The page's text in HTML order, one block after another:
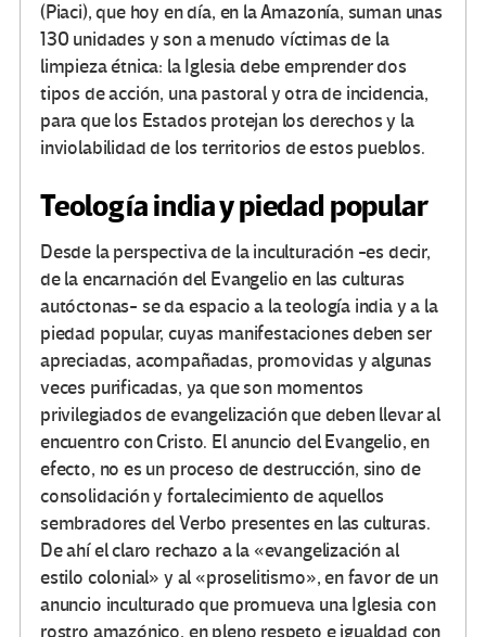
(Piaci), que hoy en día, en la Amazonía, suman unas
130 unidades y son a menudo víctimas de la
limpieza étnica: la Iglesia debe emprender dos
tipos de acción, una pastoral y otra de incidencia,
para que los Estados protejan los derechos y la
inviolabilidad de los territorios de estos pueblos.
Teología india y piedad popular
Desde la perspectiva de la inculturación -es decir,
de la encarnación del Evangelio en las culturas
autóctonas- se da espacio a la teología india y a la
piedad popular, cuyas manifestaciones deben ser
apreciadas, acompañadas, promovidas y algunas
veces purificadas, ya que son momentos
privilegiados de evangelización que deben llevar al
encuentro con Cristo. El anuncio del Evangelio, en
efecto, no es un proceso de destrucción, sino de
consolidación y fortalecimiento de aquellos
sembradores del Verbo presentes en las culturas.
De ahí el claro rechazo a la «evangelización al
estilo colonial» y al «proselitismo», en favor de un
anuncio inculturado que promueva una Iglesia con